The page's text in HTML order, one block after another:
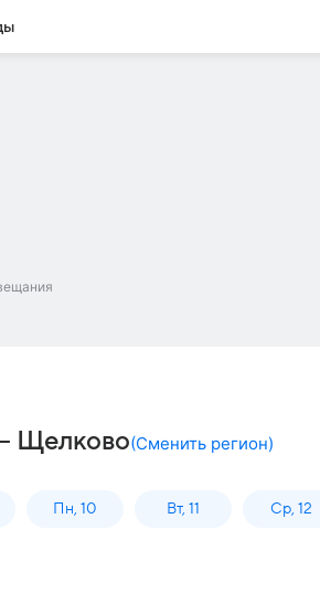
Щелково(Сменить регион)
Пн, 10 Вт, 11 Ср, 12